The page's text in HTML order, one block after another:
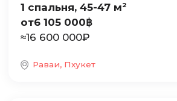
1 спальня, 45-47 м²
от6 105 000฿
≈16 600 000₽
Раваи, Пхукет